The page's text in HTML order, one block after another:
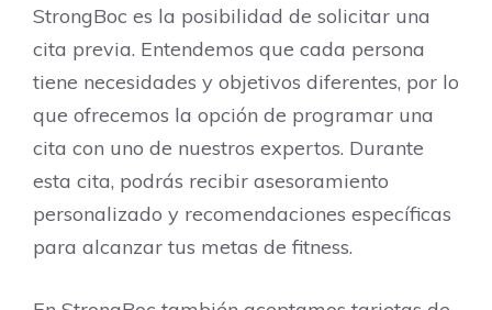
StrongBoc es la posibilidad de solicitar una
cita previa. Entendemos que cada persona
tiene necesidades y objetivos diferentes, por lo
que ofrecemos la opción de programar una
cita con uno de nuestros expertos. Durante
esta cita, podrás recibir asesoramiento
personalizado y recomendaciones específicas
para alcanzar tus metas de fitness.